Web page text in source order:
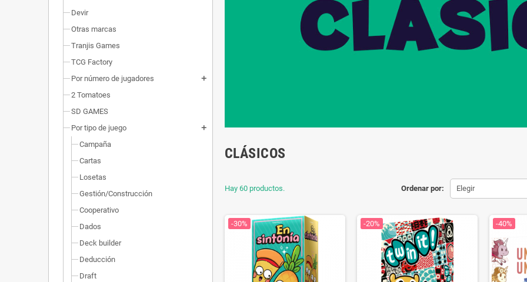
Devir
Otras marcas
Tranjis Games
TCG Factory
Por número de jugadores
add
2 Tomatoes
SD GAMES
Por tipo de juego
add
Campaña
Cartas
Losetas
Gestión/Construcción
Cooperativo
Dados
Deck builder
Deducción
Draft
CLÁSICOS
Ordenar por: Elegir
Hay 60 productos.
-30% -20% -40%